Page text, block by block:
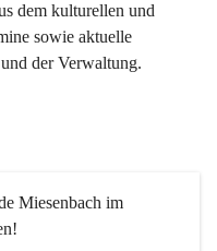
dem kulturellen und
sowie aktuelle
der Verwaltung.
Miesenbach im